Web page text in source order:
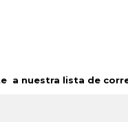
a nuestra lista de